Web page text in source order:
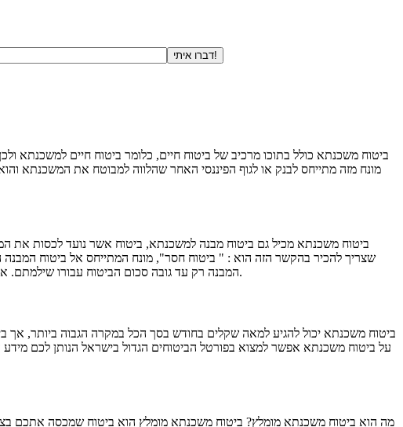
דברו איתי!
ביטוח משכנתא כולל בתוכו מרכיב של ביטוח חיים, כלומר ביטוח חיים למשכנתא
מונח מזה מתייחס לבנק או לגוף הפיננסי האחר שהלווה למבוטח את המשכנתא
ביטוח משכנתא מכיל גם ביטוח מבנה למשכנתא, ביטוח אשר נועד לכסות את
שצריך להכיר בהקשר הזה הוא : " ביטוח חסר", מונח המתייחס אל ביטוח
המבנה רק עד גובה סכום הביטוח עבורו שילמתם. אפשר כמובן להגדיל את טווח הכיסוי ולהוסיף אליו כיסויים נוספים כמו כיסוי על נזק הנגרם לדודי השמש או כל פריט אחר הנלווה למבנה הדירה.
ביטוח משכנתא יכול להגיע למאה שקלים בחודש בסך הכל במקרה הגבוה ביותר,
על ביטוח משכנתא אפשר למצוא בפורטל הביטוחים הגדול בישראל הנותן לכם
מה הוא ביטוח משכנתא מומלץ? ביטוח משכנתא מומלץ הוא ביטוח שמכסה אתכם